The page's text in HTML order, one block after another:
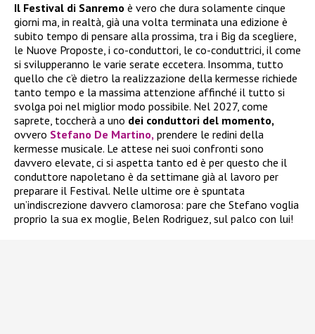
Il Festival di Sanremo è vero che dura solamente cinque
giorni ma, in realtà, già una volta terminata una edizione è
subito tempo di pensare alla prossima, tra i Big da scegliere,
le Nuove Proposte, i co-conduttori, le co-conduttrici, il come
si svilupperanno le varie serate eccetera. Insomma, tutto
quello che c’è dietro la realizzazione della kermesse richiede
tanto tempo e la massima attenzione affinché il tutto si
svolga poi nel miglior modo possibile. Nel 2027, come
saprete, toccherà a uno dei conduttori del momento,
ovvero Stefano De Martino, prendere le redini della
kermesse musicale. Le attese nei suoi confronti sono
davvero elevate, ci si aspetta tanto ed è per questo che il
conduttore napoletano è da settimane già al lavoro per
preparare il Festival. Nelle ultime ore è spuntata
un’indiscrezione davvero clamorosa: pare che Stefano voglia
proprio la sua ex moglie, Belen Rodriguez, sul palco con lui!